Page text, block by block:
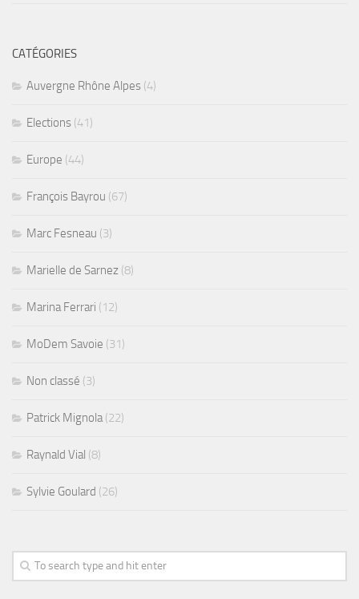
CATÉGORIES
Auvergne Rhône Alpes (4)
Elections (41)
Europe (44)
François Bayrou (67)
Marc Fesneau (3)
Marielle de Sarnez (8)
Marina Ferrari (12)
MoDem Savoie (31)
Non classé (3)
Patrick Mignola(22)
Raynald Vial (8)
Sylvie Goulard (26)